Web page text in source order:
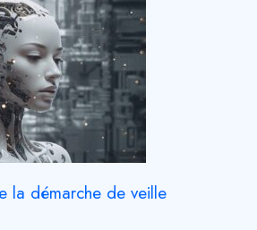
la démarche de veille